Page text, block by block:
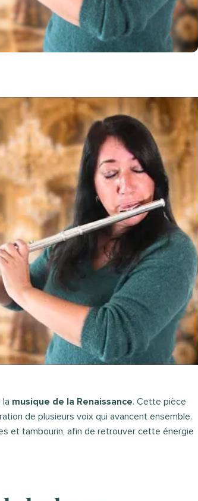
la musique de la Renaissance. Cette pièce
de plusieurs voix qui avancent ensemble.
et tambourin, afin de retrouver cette énergie